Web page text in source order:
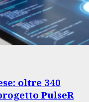
oltre 340
PulseR